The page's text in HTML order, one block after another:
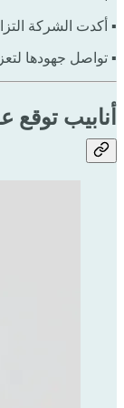
▪ أكدت الشركة
▪ تواصل جهودها
أنابيب توقع عقدين